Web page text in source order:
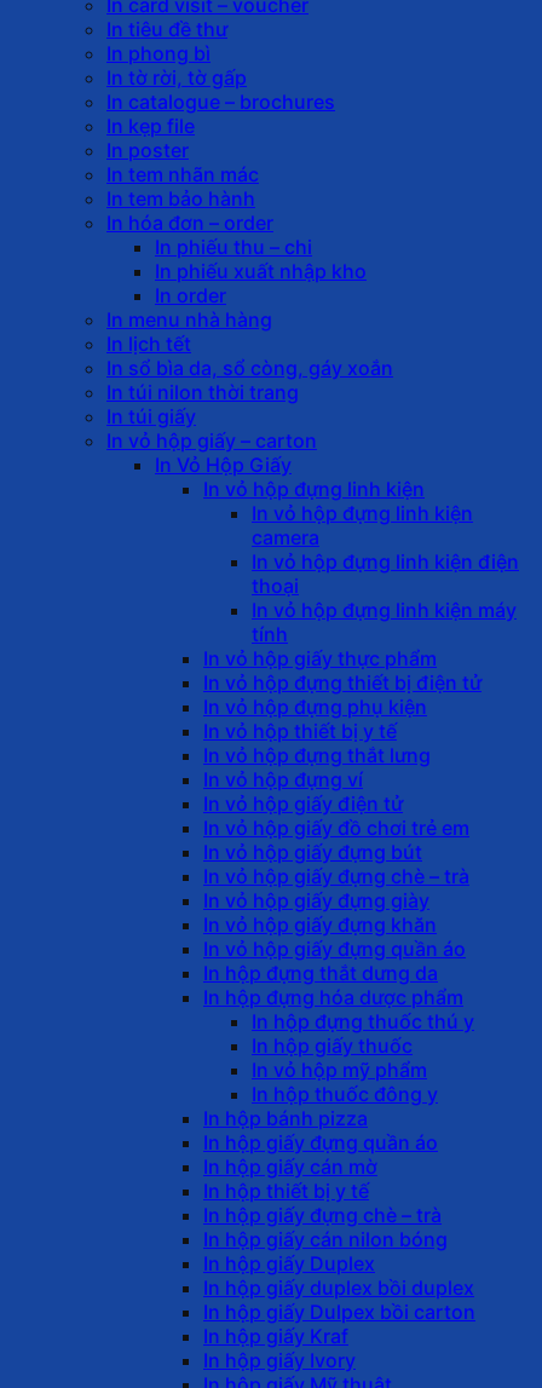
In tiêu đề thư
In phong bì
In tờ rời, tờ gấp
In catalogue – brochures
In kẹp file
In poster
In tem nhãn mác
In tem bảo hành
In hóa đơn – order
In phiếu thu – chi
In phiếu xuất nhập kho
In order
In menu nhà hàng
In lịch tết
In sổ bìa da, sổ còng, gáy xoắn
In túi nilon thời trang
In túi giấy
In vỏ hộp giấy – carton
In Vỏ Hộp Giấy
In vỏ hộp đựng linh kiện
In vỏ hộp đựng linh kiện
camera
In vỏ hộp đựng linh kiện điện
thoại
In vỏ hộp đựng linh kiện máy
tính
In vỏ hộp giấy thực phẩm
In vỏ hộp đựng thiết bị điện tử
In vỏ hộp đựng phụ kiện
In vỏ hộp thiết bị y tế
In vỏ hộp đựng thắt lưng
In vỏ hộp đựng ví
In vỏ hộp giấy điện tử
In vỏ hộp giấy đồ chơi trẻ em
In vỏ hộp giấy đựng bút
In vỏ hộp giấy đựng chè – trà
In vỏ hộp giấy đựng giày
In vỏ hộp giấy đựng khăn
In vỏ hộp giấy đựng quần áo
In hộp đựng thắt dưng da
In hộp đựng hóa dược phẩm
In hộp đựng thuốc thú y
In hộp giấy thuốc
In vỏ hộp mỹ phẩm
In hộp thuốc đông y
In hộp bánh pizza
In hộp giấy đựng quần áo
In hộp giấy cán mờ
In hộp thiết bị y tế
In hộp giấy đựng chè – trà
In hộp giấy cán nilon bóng
In hộp giấy Duplex
In hộp giấy duplex bồi duplex
In hộp giấy Dulpex bồi carton
In hộp giấy Kraf
In hộp giấy Ivory